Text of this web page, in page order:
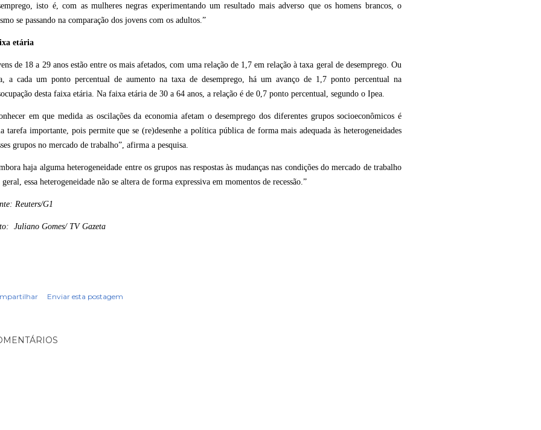
isto é, com as mulheres negras experimentando um resultado mais adverso que os homens brancos, o
se passando na comparação dos jovens com os adultos.”
etária
de 18 a 29 anos estão entre os mais afetados, com uma relação de 1,7 em relação à taxa geral de desemprego. Ou
a cada um ponto percentual de aumento na taxa de desemprego, há um avanço de 1,7 ponto percentual na
desta faixa etária. Na faixa etária de 30 a 64 anos, a relação é de 0,7 ponto percentual, segundo o Ipea.
em que medida as oscilações da economia afetam o desemprego dos diferentes grupos socioeconômicos é
tarefa importante, pois permite que se (re)desenhe a política pública de forma mais adequada às heterogeneidades
grupos no mercado de trabalho”, afirma a pesquisa.
haja alguma heterogeneidade entre os grupos nas respostas às mudanças nas condições do mercado de trabalho
geral, essa heterogeneidade não se altera de forma expressiva em momentos de recessão.”
Reuters/G1
Juliano Gomes/ TV Gazeta
Enviar esta postagem